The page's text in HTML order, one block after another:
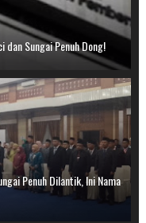
Sungai Penuh Dong!
Penuh Dilantik, Ini Nama